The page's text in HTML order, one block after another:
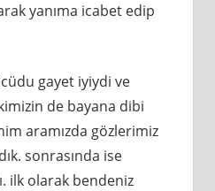
yanıma icabet edip
gayet iyiydi ve
de bayana dibi
aramızda gözlerimiz
sonrasında ise
ilk olarak bendeniz